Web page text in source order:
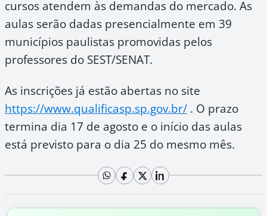
cursos atendem às demandas do mercado. As
aulas serão dadas presencialmente em 39
municípios paulistas promovidas pelos
professores do SEST/SENAT.
As inscrições já estão abertas no site
https://www.qualificasp.sp.gov.br/ . O prazo
termina dia 17 de agosto e o início das aulas
está previsto para o dia 25 do mesmo mês.